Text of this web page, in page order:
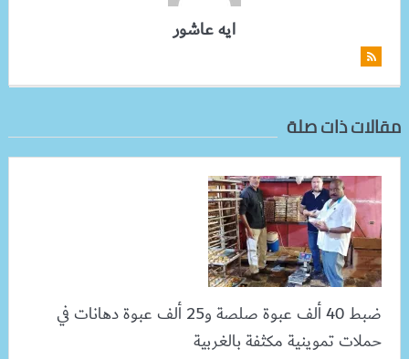
ايه عاشور
مقالات ذات صلة
ضبط 40 ألف عبوة صلصة و25 ألف عبوة دهانات في
حملات تموينية مكثفة بالغربية